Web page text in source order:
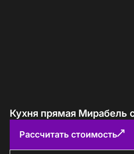
Кухня прямая Мирабель
Рассчитать стоимость